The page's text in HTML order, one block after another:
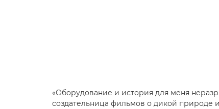
«Оборудование и история для меня
создательница фильмов о дикой природе